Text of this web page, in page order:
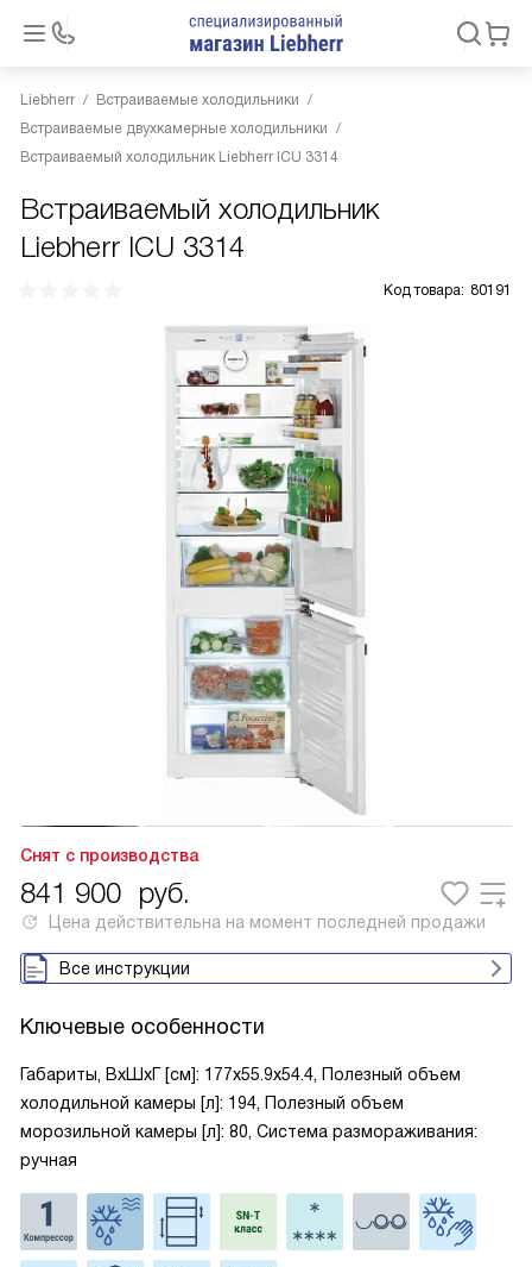
Liebherr
Встраиваемые холодильники
Встраиваемые двухкамерные холодильники
Встраиваемый холодильник Liebherr ICU 3314
Встраиваемый холодильник
Liebherr ICU 3314
Код товара: 80191
Снят с производства
841 900 руб.
Цена действительна на момент последней продажи
Все инструкции
Ключевые особенности
Габариты, ВxШxГ [см]: 177x55.9x54.4, Полезный объем
холодильной камеры [л]: 194, Полезный объем
морозильной камеры [л]: 80, Система размораживания:
ручная